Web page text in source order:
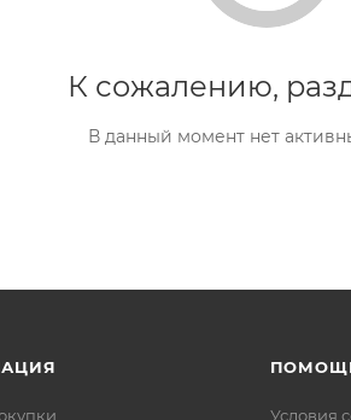
К сожалению,
В данный момент нет
Условия